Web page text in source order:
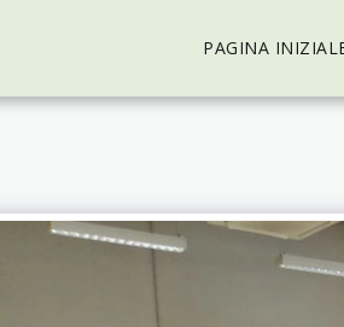
PAGINA